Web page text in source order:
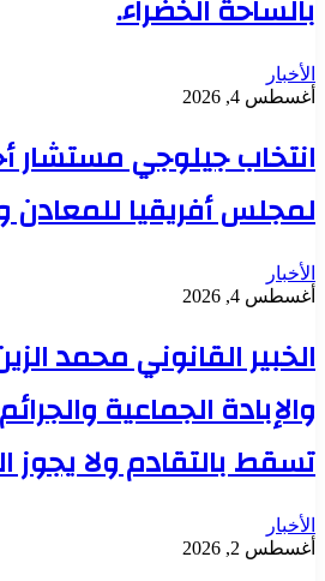
بالساحة الخضراء.
الأخبار
أغسطس 4, 2026
انتخاب جيلوجي مستشار
لمجلس أفريقيا للمعادن
الأخبار
أغسطس 4, 2026
الخبير القانوني محمد
والإبادة الجماعية
تسقط بالتقادم ولا يجوز
الأخبار
أغسطس 2, 2026